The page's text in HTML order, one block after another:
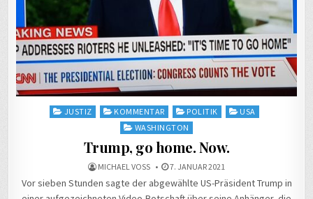
Posted
JUSTIZ KOMMENTAR POLITIK
USA
WASHINGTON
Trump, go home. Now.
MICHAEL VOSS 7. JANUAR 2021
Vor sieben Stunden sagte der abgewählte US-Präsident Trump in